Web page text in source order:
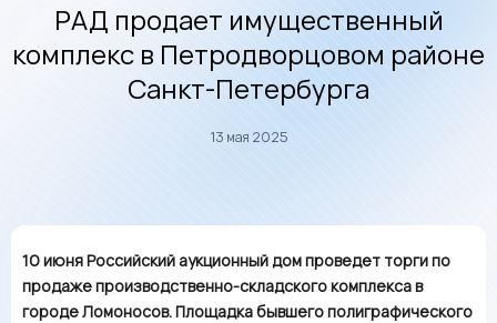
РАД продает имущественный
комплекс в Петродворцовом районе
Санкт-Петербурга
13 мая 2025
10 июня Российский аукционный дом проведет торги по
продаже производственно-складского комплекса в
городе Ломоносов. Площадка бывшего полиграфического